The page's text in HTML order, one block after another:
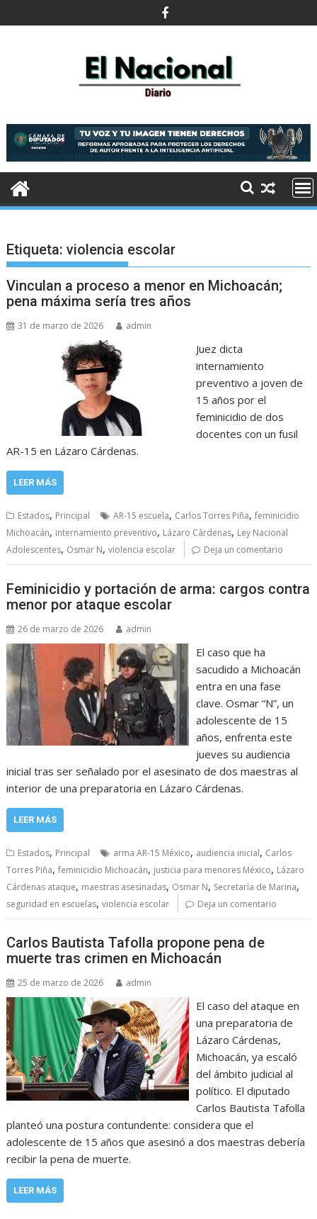
al
Etiqueta:violencia escolar
Vinculan a proceso a menor en Michoacán;
pena máxima sería tres años
31 de marzo de 2026 admin
Juez dicta
internamiento
preventivo a joven de
15 años por el
feminicidio de dos
docentes con un fusil
AR-15 en Lázaro Cárdenas.
LEER MÁS
Estados, Principal AR-15 escuela, Carlos Torres Piña,feminicidio
Michoacán, internamiento preventivo, Lázaro Cárdenas, Ley Nacional
Adolescentes, Osmar N,violencia escolar Deja un comentario
Feminicidio y portación de arma: cargos contra
menor por ataque escolar
26 de marzo de 2026 admin
El caso que ha
sacudido a Michoacán
entra en una fase
clave. Osmar “N”, un
adolescente de 15
años, enfrenta este
jueves su audiencia
inicial tras ser señalado por el asesinato de dos maestras al
interior de una preparatoria en Lázaro Cárdenas.
LEER MÁS
Estados, Principal arma AR-15 México, audiencia inicial, Carlos
Torres Piña,feminicidio Michoacán, justicia para menores México, Lázaro
Cárdenas ataque, maestras asesinadas, Osmar N, Secretaría de Marina,
seguridad en escuelas,violencia escolar Deja un comentario
Carlos Bautista Tafolla propone pena de
muerte tras crimen en Michoacán
25 de marzo de 2026 admin
El caso del ataque en
una preparatoria de
Lázaro Cárdenas,
Michoacán, ya escaló
del ámbito judicial al
político. El diputado
Carlos Bautista Tafolla
planteó una postura contundente: considera que el
adolescente de 15 años que asesinó a dos maestras debería
recibir la pena de muerte.
LEER MÁS